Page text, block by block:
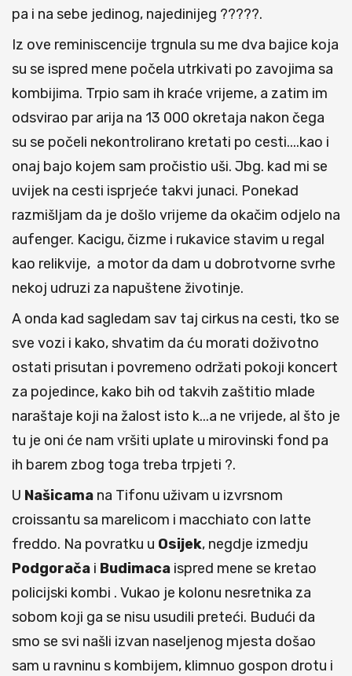
pa i na sebe jedinog, najedinijeg ?????.
Iz ove reminiscencije trgnula su me dva bajice koja
su se ispred mene počela utrkivati po zavojima sa
kombijima. Trpio sam ih kraće vrijeme, a zatim im
odsvirao par arija na 13 000 okretaja nakon čega
su se počeli nekontrolirano kretati po cesti....kao i
onaj bajo kojem sam pročistio uši. Jbg. kad mi se
uvijek na cesti isprjeće takvi junaci. Ponekad
razmišljam da je došlo vrijeme da okačim odjelo na
aufenger. Kacigu, čizme i rukavice stavim u regal
kao relikvije, a motor da dam u dobrotvorne svrhe
nekoj udruzi za napuštene životinje.
A onda kad sagledam sav taj cirkus na cesti, tko se
sve vozi i kako, shvatim da ću morati doživotno
ostati prisutan i povremeno održati pokoji koncert
za pojedince, kako bih od takvih zaštitio mlade
naraštaje koji na žalost isto k...a ne vrijede, al što je
tu je oni će nam vršiti uplate u mirovinski fond pa
ih barem zbog toga treba trpjeti ?.
U Našicama na Tifonu uživam u izvrsnom
croissantu sa marelicom i macchiato con latte
freddo. Na povratku u Osijek, negdje izmedju
Podgorača i Budimaca ispred mene se kretao
policijski kombi . Vukao je kolonu nesretnika za
sobom koji ga se nisu usudili preteći. Budući da
smo se svi našli izvan naseljenog mjesta došao
sam u ravninu s kombijem, klimnuo gospon drotu i